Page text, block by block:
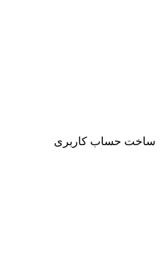
ساخت حساب کاربری